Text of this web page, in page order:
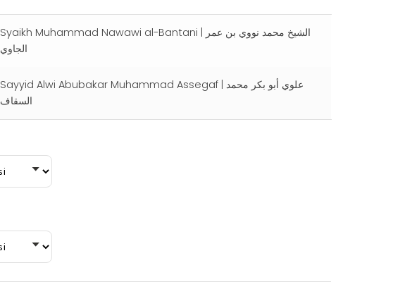
Syaikh Muhammad Nawawi al-Bantani | الشيخ محمد نووي بن عمر
الجاوي
Sayyid Alwi Abubakar Muhammad Assegaf | علوي أبو بكر محمد
السقاف